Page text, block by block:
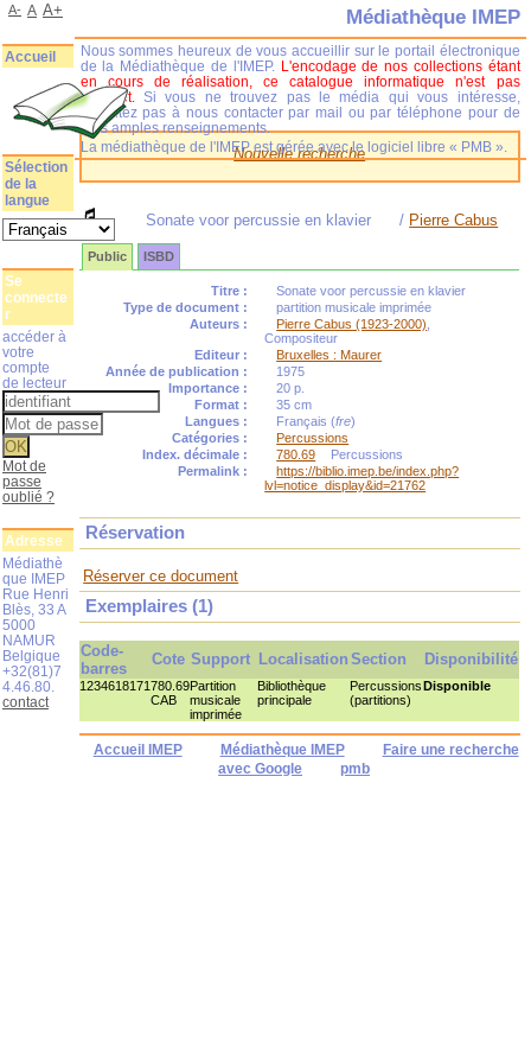
Nouvelle recherche
Sonate voor percussie en klavier / Pierre Cabus
Public ISBD
Titre :
Sonate voor percussie en klavier
Type de document :
partition musicale imprimée
Auteurs :
Pierre Cabus (1923-2000)
Compositeur
Editeur :
Bruxelles : Maurer
Année de publication :
1975
Importance :
20 p.
Format :
35 cm
Langues :
Français (fre)
Catégories :
Percussions
Index. décimale :
780.69
Percussions
Permalink :
https://biblio.imep.be/index.php?
lvl=notice_display&id=21762
Réservation
Réserver ce document
Exemplaires (1)
Code-
barres
Cote Support Localisation Section Disponibilité
1234618171780.69
CAB
Partition
musicale
imprimée
Bibliothèque
principale
Percussions
(partitions)
Disponible
Accueil IMEP Médiathèque IMEP
Faire une recherche
avec Google
pmb
Médiathèque IMEP
Nous sommes heureux de vous accueillir sur le portail électronique
de la Médiathèque de l'IMEP. L'encodage de nos collections étant
en cours de réalisation, ce catalogue informatique n'est pas
complet.
Si vous ne trouvez pas le média qui vous intéresse,
n'hésitez pas à nous contacter par mail ou par téléphone pour de
plus amples renseignements.
La médiathèque de l'IMEP est gérée avec le logiciel libre « PMB ».
A- A A+
Accueil
Sélection
de la
langue
Se
connecte
r
accéder à
votre
compte
de lecteur
Mot de
passe
oublié ?
Adresse
Médiathè
que IMEP
Rue Henri
Blès, 33 A
5000
NAMUR
Belgique
+32(81)7
4.46.80.
contact